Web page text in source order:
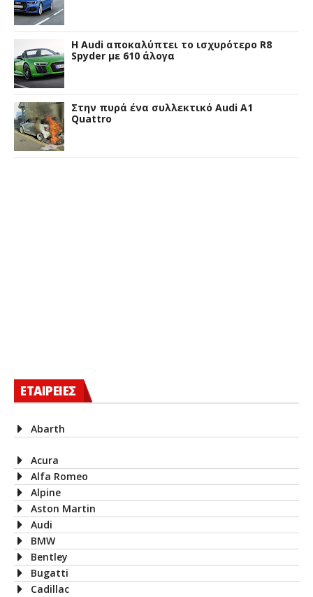
Η Audi αποκαλύπτει το ισχυρότερο R8
Spyder με 610 άλογα
Στην πυρά ένα συλλεκτικό Audi A1
Quattro
ΕΤΑΙΡΕΙΕΣ
Abarth
Acura
Alfa Romeo
Alpine
Aston Martin
Audi
BMW
Bentley
Bugatti
Cadillac